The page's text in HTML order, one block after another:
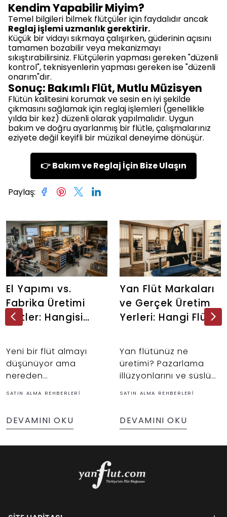
Kendim Yapabilir Miyim?
Temel bilgileri bilmek flütçüler için faydalıdır ancak
Reglaj işlemi uzmanlık gerektirir.
Küçük bir vidayı sıkmaya çalışırken, güderinin açısını
tamamen bozabilir veya mekanizmayı
sıkıştırabilirsiniz. Flütçülerin yapması gereken "düzenli
kontrol", teknisyenlerin yapması gereken ise "düzenli
onarım"dır.
Sonuç: Bakımlı Flüt, Mutlu Müzisyen
Flütün kalitesini korumak ve sesin en iyi şekilde
çıkmasını sağlamak için reglaj işlemleri (genellikle
yılda bir kez) düzenli olarak yapılmalıdır. Uygun
bakım ve doğru ayarlanmış bir flütle, çalışmalarınız
eziyete değil keyifli bir müzikal deneyime dönüşür.
👉 Bakım ve Reglaj İçin Bize Ulaşın
Paylaş:
El Yapımı vs.
Fabrika Üretimi
Flütler: Hangisi
Yeni bir flüt almayı
düşünüyor ama
nereden
yolculuğuna yeni
olun, ister
seviyeye taşımak
isteyen profesyonel bir
SATIN ALMA REHBERLERI
DEVAMINI OKU
Yan Flüt Markaları
ve Gerçek Üretim
Yerleri: Hangi Flüt
Üretiliyor?
Yan flütünüz ne
üretimi? Pazarlama
illüzyonlarını ve süslü
kelimeleri bir kenara
haklı olarak
üretildiğine dikkat
SATIN ALMA REHBERLERI
DEVAMINI OKU